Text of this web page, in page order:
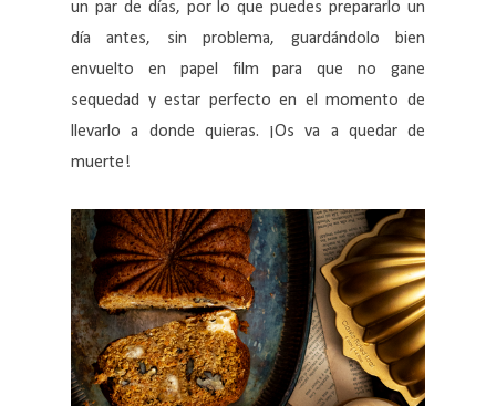
un par de días, por lo que puedes prepararlo un
día antes, sin problema, guardándolo bien
envuelto en papel film para que no gane
sequedad y estar perfecto en el momento de
llevarlo a donde quieras. ¡Os va a quedar de
muerte!